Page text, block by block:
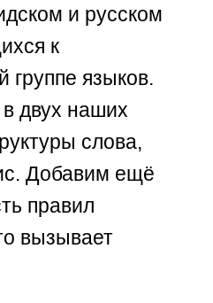
и русском
к
группе языков.
в двух наших
слова,
Добавим ещё
правил
вызывает